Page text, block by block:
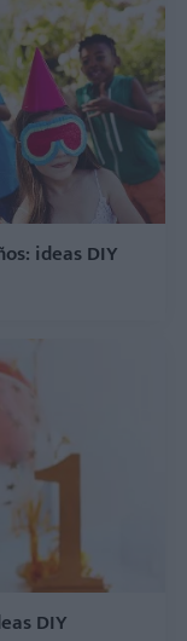
ideas DIY
DIY